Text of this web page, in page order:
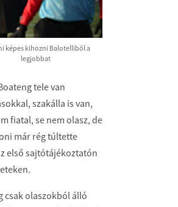
képes kihozni Balotelliből a
legjobbat
tele van
szakálla is van,
fiatal, se nem olasz, de
már rég túltette
első sajtótájékoztatón
csak olaszokból álló